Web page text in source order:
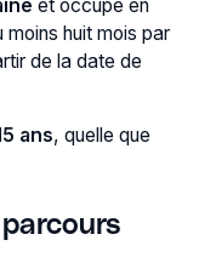
et occupé en
moins huit mois par
de la date de
ans, quelle que